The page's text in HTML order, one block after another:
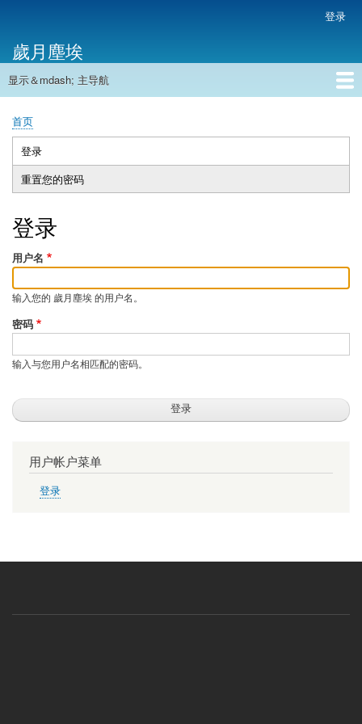
主
内
帐
户
菜
单
登录
歲月塵埃
主
航
显示＆mdash; 主导航
首页
面
包
屑
首页
主
标
登录
动
标
重置您的密码
登录
用户名
输入您的 歲月塵埃 的用户名。
密码
输入与您用户名相匹配的密码。
用户帐户菜单
登录